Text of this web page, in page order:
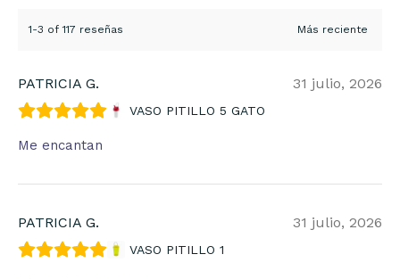
1-3 of 117 reseñas
PATRICIA G. 31 julio, 2026
VASO PITILLO 5 GATO
Me encantan
PATRICIA G. 31 julio, 2026
VASO PITILLO 1